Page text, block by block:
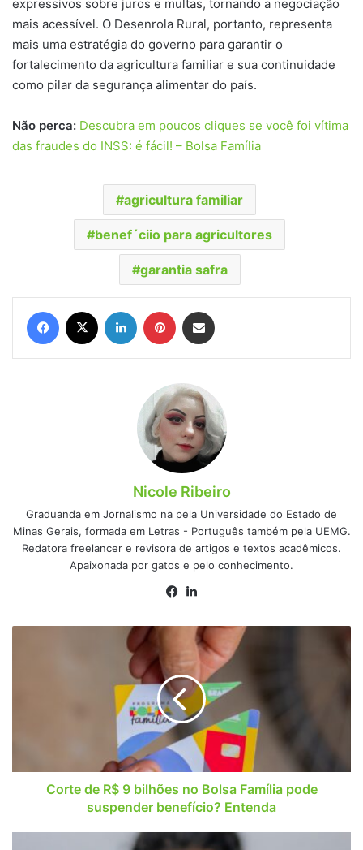
expressivos sobre juros e multas, tornando a negociação
mais acessível. O Desenrola Rural, portanto, representa
mais uma estratégia do governo para garantir o
fortalecimento da agricultura familiar e sua continuidade
como pilar da segurança alimentar do país.
Não perca: Descubra em poucos cliques se você foi vítima
das fraudes do INSS: é fácil! – Bolsa Família
agricultura familiar
benef´ciio para agricultores
garantia safra
Facebook Linkedin Pinterest
Nicole Ribeiro
Graduanda em Jornalismo na pela Universidade do Estado de
Minas Gerais, formada em Letras - Português também pela UEMG.
Redatora freelancer e revisora de artigos e textos acadêmicos.
Apaixonada por gatos e pelo conhecimento.
Facebook
pode
suspenderCorte de R$ 9 bilhões no Bolsa Família pode
suspender benefício? Entenda